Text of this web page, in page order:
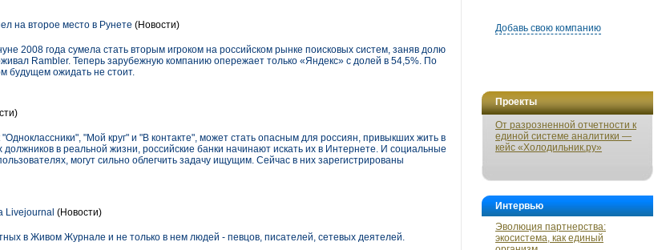
Добавь свою компанию
Проекты
От разрозненной отчетности к
единой системе аналитики —
кейс «Холодильник.ру»
Интервью
Эволюция партнерства:
экосистема, как единый
на второе место в Рунете (Новости)
2008 года сумела стать вторым игроком на российском рынке поисковых систем, заняв долю
Rambler. Теперь зарубежную компанию опережает только «Яндекс» с долей в 54,5%. По
будущем ожидать не стоит.
"Мой круг" и "В контакте", может стать опасным для россиян, привыкших жить в
в реальной жизни, российские банки начинают искать их в Интернете. И социальные
могут сильно облегчить задачу ищущим. Сейчас в них зарегистрированы
Livejournal (Новости)
в Живом Журнале и не только в нем людей - певцов, писателей, сетевых деятелей.